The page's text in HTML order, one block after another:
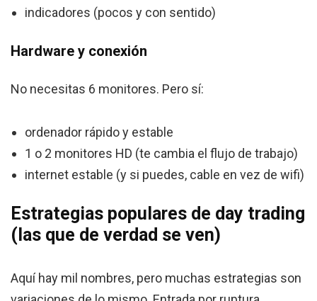
indicadores (pocos y con sentido)
Hardware y conexión
No necesitas 6 monitores. Pero sí:
ordenador rápido y estable
1 o 2 monitores HD (te cambia el flujo de trabajo)
internet estable (y si puedes, cable en vez de wifi)
Estrategias populares de day trading
(las que de verdad se ven)
Aquí hay mil nombres, pero muchas estrategias son